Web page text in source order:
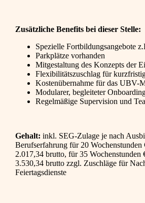
Zusätzliche Benefits bei dieser Stelle:
Spezielle Fortbildungsangebote
Parkplätze vorhanden
Mitgestaltung des Konzepts der
Flexibilitätszuschlag für
Kostenübernahme für das UBV-
Modularer, begleiteter
Regelmäßige Supervision und
Gehalt: inkl. SEG-Zulage je nach
Berufserfahrung für 20 Wochenstunden
2.017,34 brutto, für 35 Wochenstunden
3.530,34 brutto zzgl. Zuschläge für
Feiertagsdienste